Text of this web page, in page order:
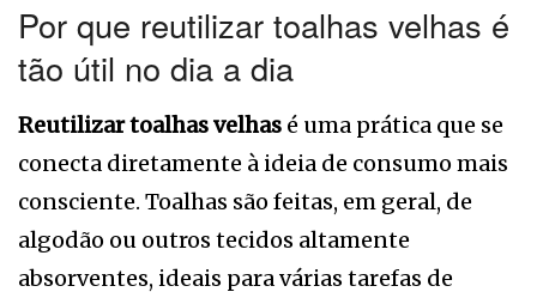
Por que reutilizar toalhas velhas é
tão útil no dia a dia
Reutilizar toalhas velhas é uma prática que se
conecta diretamente à ideia de consumo mais
consciente. Toalhas são feitas, em geral, de
algodão ou outros tecidos altamente
absorventes, ideais para várias tarefas de